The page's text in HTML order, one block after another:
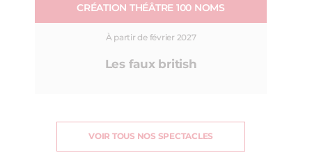
CRÉATION THÉÂTRE 100 NOMS
À partir de février 2027
Les faux british
VOIR TOUS NOS SPECTACLES